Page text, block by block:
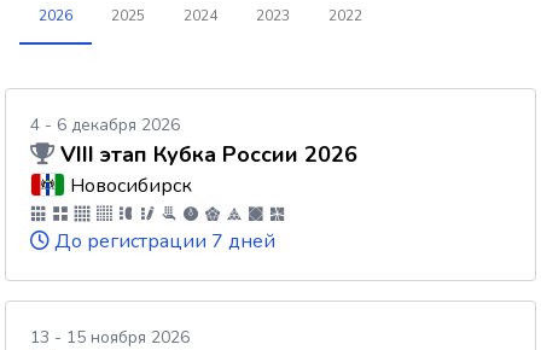
2026 2025 2024 2023 2022
4 - 6 декабря 2026
VIII этап Кубка России 2026
Новосибирск
До регистрации 7 дней
13 - 15 ноября 2026